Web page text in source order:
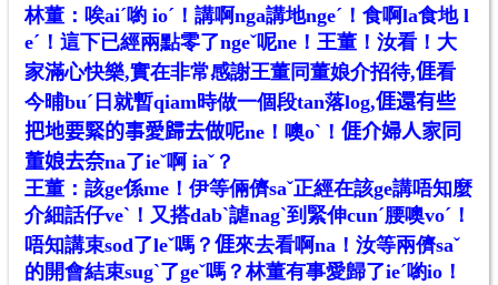
林董：唉aiˊ喲 ioˊ！講啊nga講地ngeˊ！食啊la食地 l
eˊ！這下已經兩點零了ngeˇ呢ne！王董！汝看！大
家滿心快樂,實在非常感謝王董同董娘介招待,𠊎看
今晡buˊ日就暫qiam時做一個段tan落log,𠊎還有些
把地要緊的事愛歸去做呢ne！噢oˋ！𠊎介婦人家同
董娘去奈na了ieˇ啊 iaˇ？
王董：該ge係me！伊等倆儕saˇ正經在該ge講唔知麼
介細話仔veˋ！又搭dabˋ謔nagˋ到緊伸cunˊ腰噢voˊ！
唔知講束sod了leˇ嗎？𠊎來去看啊na！汝等兩儕saˇ
的開會結束sugˋ了geˇ嗎？林董有事愛歸了ieˊ喲io！